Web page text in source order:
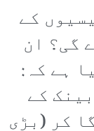
کے
گی؟ ان
ہے کہ:
کے
کر (بڑی